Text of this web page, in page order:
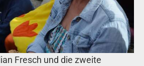
Fresch und die zweite